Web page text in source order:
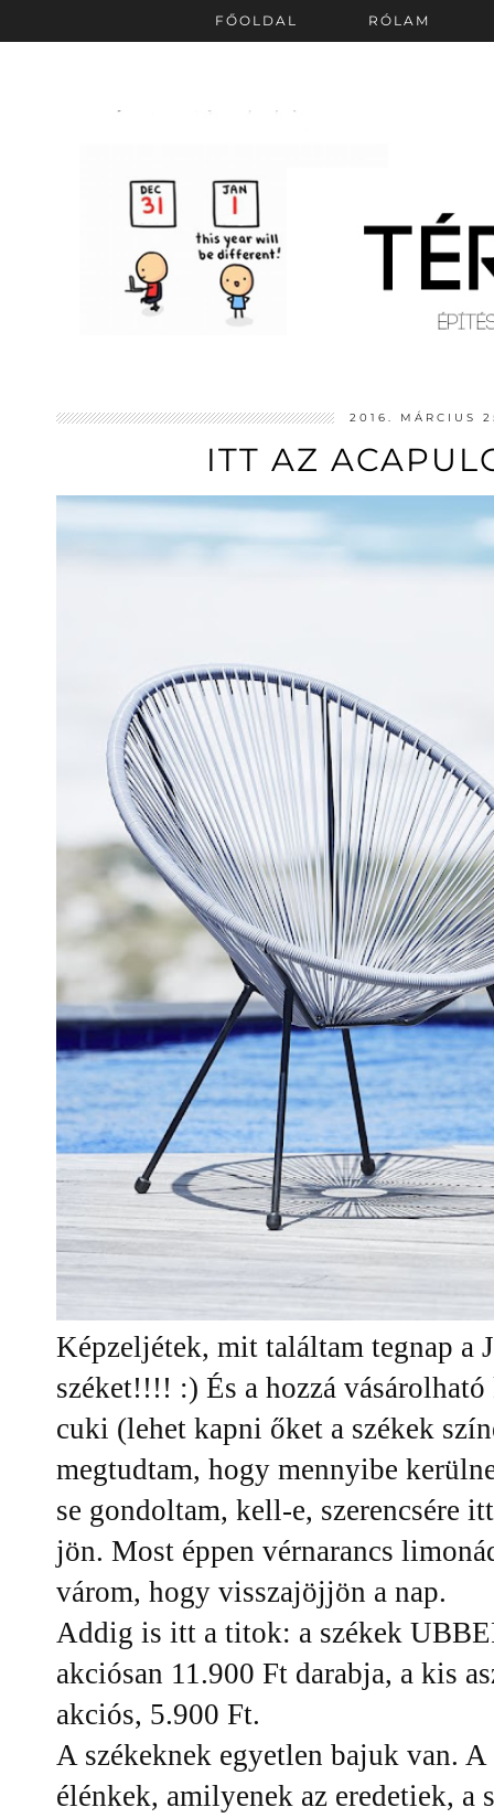
FŐOLDAL RÓLAM
2016. MÁRCIUS
ITT AZ
Képzeljétek, mit találtam tegnap a
széket!!!! :) És a hozzá
cuki (lehet kapni őket a székek
megtudtam, hogy mennyibe
se gondoltam, kell-e, szerencsére
jön. Most éppen vérnarancs
várom, hogy visszajöjjön a nap.
Addig is itt a titok: a székek
akciósan 11.900 Ft darabja, a kis
akciós, 5.900 Ft.
A székeknek egyetlen bajuk van.
élénkek, amilyenek az eredetiek, a